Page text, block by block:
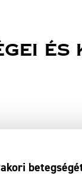
és